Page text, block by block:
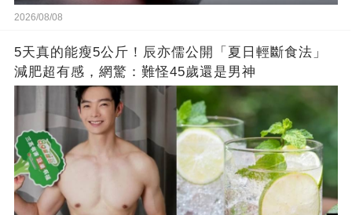
2026/08/08
5天真的能瘦5公斤！辰亦儒公開「夏日輕斷食法」
減肥超有感，網驚：難怪45歲還是男神